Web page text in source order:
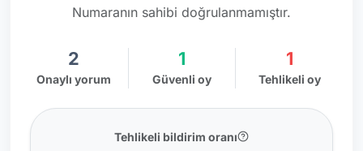
Numaranın sahibi doğrulanmamıştır.
2
Onaylı yorum
1
Güvenli oy
1
Tehlikeli oy
Tehlikeli bildirim oranı